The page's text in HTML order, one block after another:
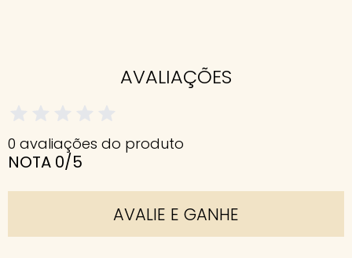
AVALIAÇÕES
0 avaliações do produto
NOTA 0/5
AVALIE E GANHE